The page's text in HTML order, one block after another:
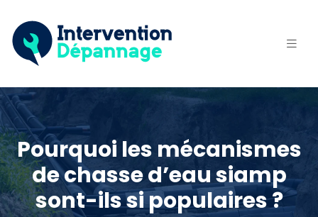
Pourquoi les mécanismes
de chasse d’eau siamp
sont-ils si populaires ?